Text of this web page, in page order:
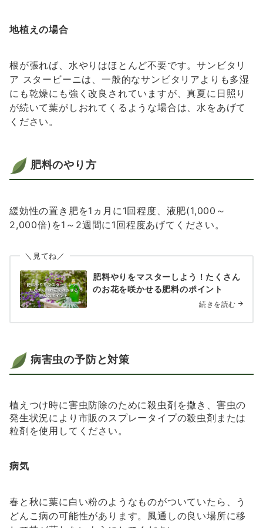
地植えの場合
根が張れば、水やりはほとんど不要です。サンビタリ
ア スタービーニは、一般的なサンビタリアよりも多湿
にも乾燥にも強く改良されていますが、真夏に日照り
が続いて葉がしおれてくるような場合は、水をあげて
ください。
肥料のやり方
緩効性の置き肥を1ヵ月に1回程度、液肥(1,000～
2,000倍)を1～2週間に1回程度あげてください。
＼見てね／
肥料やりをマスターしよう！たくさん
のお花を咲かせる肥料のポイント
続きを読む
病害虫の予防と対策
植えつけ時に害虫防除のために殺虫剤を撒き、害虫の
発生状況により市販のスプレータイプの殺虫剤または
粒剤を使用してください。
病気
春と秋に葉に白い粉のようなものがついていたら、う
どんこ病の可能性があります。風通しの良い場所に移